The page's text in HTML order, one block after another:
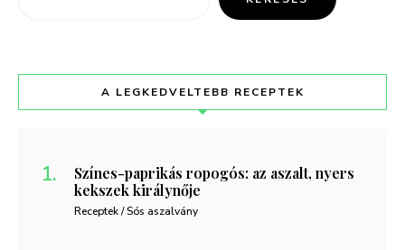
A LEGKEDVELTEBB RECEPTEK
Színes-paprikás ropogós: az aszalt, nyers
kekszek királynője
Receptek / Sós aszalvány